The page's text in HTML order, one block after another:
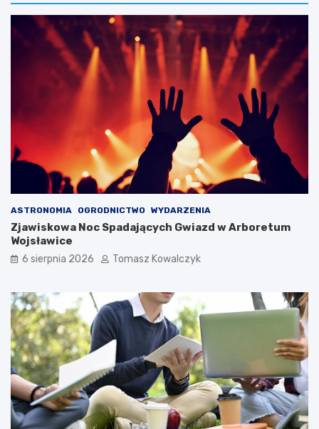
ASTRONOMIA OGRODNICTWO WYDARZENIA
Zjawiskowa Noc Spadających Gwiazd w Arboretum
Wojsławice
6 sierpnia 2026 Tomasz Kowalczyk